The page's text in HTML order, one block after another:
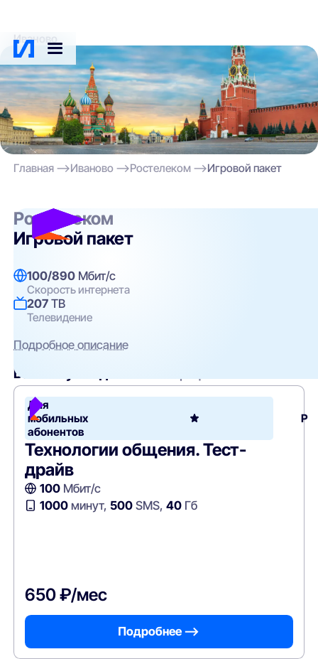
Иваново
Главная Иваново Ростелеком Игровой пакет
Ростелеком
Игровой пакет
100/890 Мбит/с
Скорость интернета
207 ТВ
Телевидение
Подробное описание
Вам могут подойти
Для
мобильных
абонентов
Технологии общения. Тест-
драйв
100Мбит/с
1000минут, 500SMS, 40Гб
650 ₽/мес
Подробнее —>